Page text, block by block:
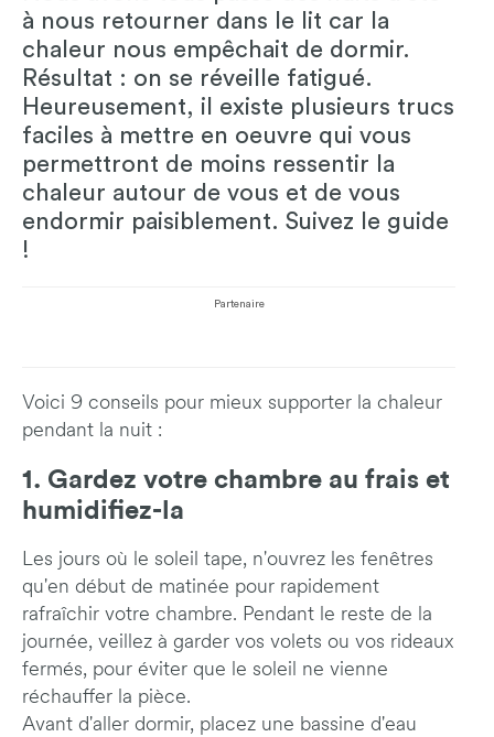
à nous retourner dans le lit car la
chaleur nous empêchait de dormir.
Résultat : on se réveille fatigué.
Heureusement, il existe plusieurs trucs
faciles à mettre en oeuvre qui vous
permettront de moins ressentir la
chaleur autour de vous et de vous
endormir paisiblement. Suivez le guide
!
Partenaire
Voici 9 conseils pour mieux supporter la chaleur
pendant la nuit :
1. Gardez votre chambre au frais et
humidifiez-la
Les jours où le soleil tape, n'ouvrez les fenêtres
qu'en début de matinée pour rapidement
rafraîchir votre chambre. Pendant le reste de la
journée, veillez à garder vos volets ou vos rideaux
fermés, pour éviter que le soleil ne vienne
réchauffer la pièce.
Avant d'aller dormir, placez une bassine d'eau